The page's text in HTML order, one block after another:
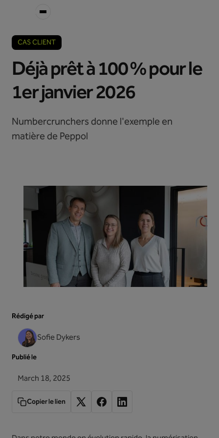
CAS CLIENT
Déjà prêt à 100 % pour le
1er janvier 2026
Numbercrunchers donne l'exemple en
matière de Peppol
Rédigé par
Sofie Dykers
Publié le
March 18, 2025
Copier le lien